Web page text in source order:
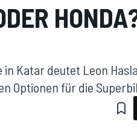
Katar deutet Leon
Optionen für die